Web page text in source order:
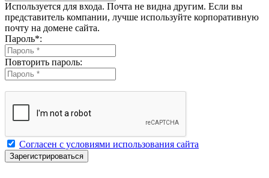
Используется для входа. Почта не видна другим. Если вы
представитель компании, лучше используйте корпоративную
почту на домене сайта.
Пароль*:
Повторить пароль:
Согласен с условиями использования сайта